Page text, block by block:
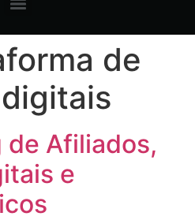
de
Afiliados,
e